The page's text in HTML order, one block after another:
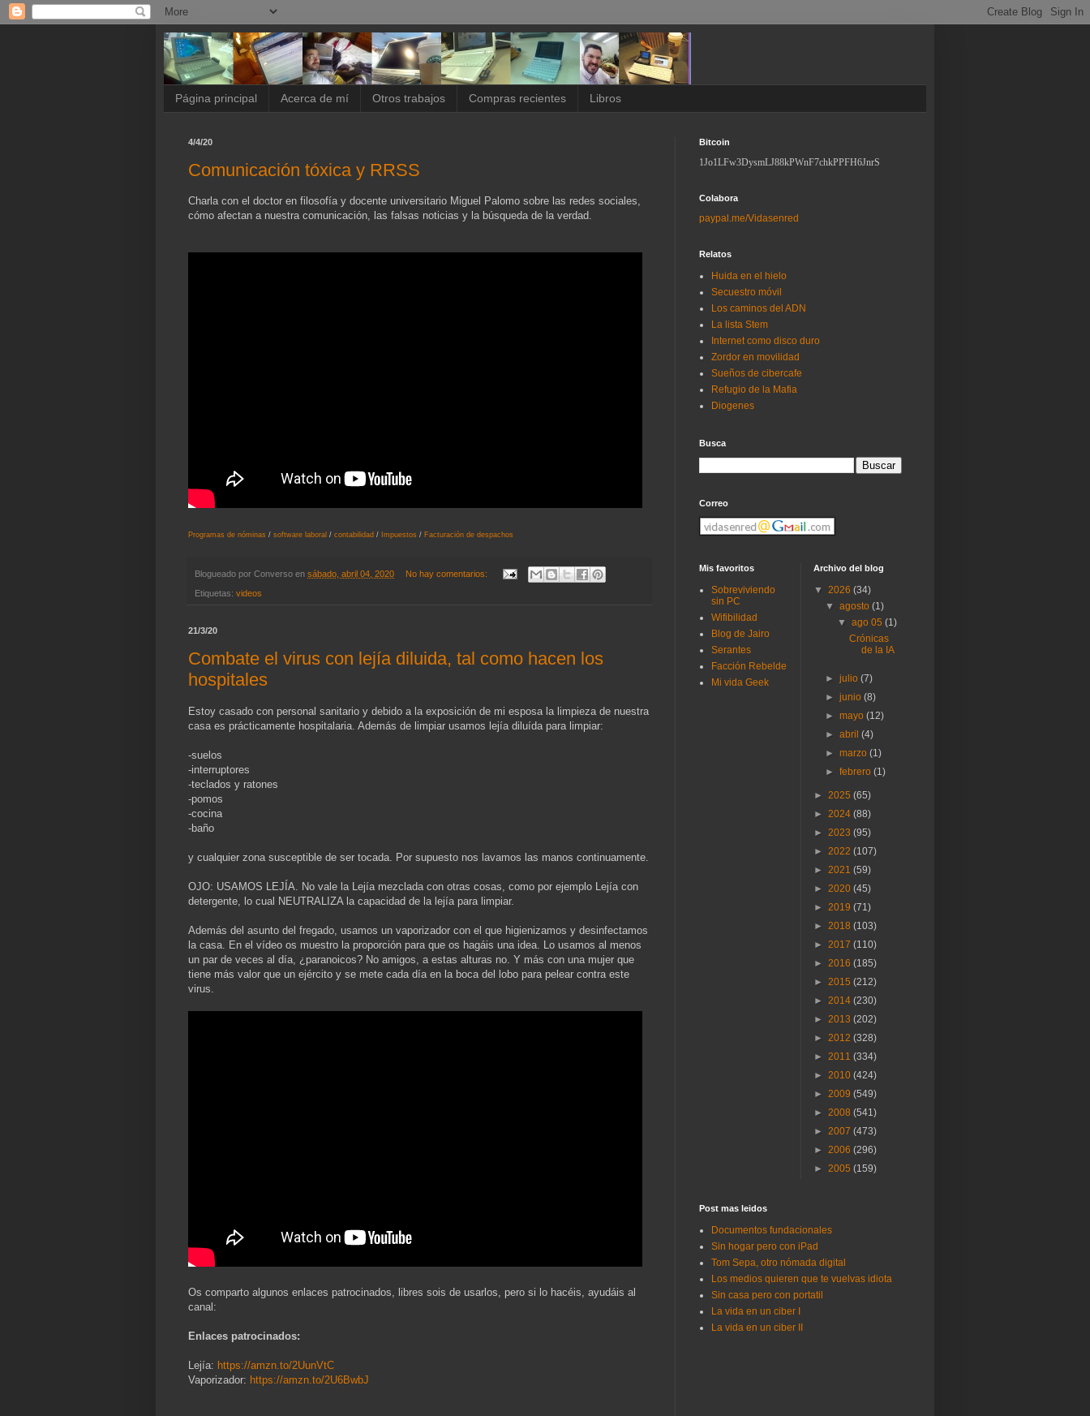
Página principal Acerca de mí Otros trabajos Compras recientes Libros
4/4/20
Comunicación tóxica y RRSS
Charla con el doctor en filosofía y docente universitario Miguel Palomo sobre las redes sociales,
cómo afectan a nuestra comunicación, las falsas noticias y la búsqueda de la verdad.
Programas de nóminas / software laboral / contabilidad / Impuestos / Facturación de despachos
Blogueado por Converso en sábado, abril 04, 2020 No hay comentarios:
Etiquetas: videos
21/3/20
Combate el virus con lejía diluida, tal como hacen los
hospitales
Estoy casado con personal sanitario y debido a la exposición de mi esposa la limpieza de nuestra
casa es prácticamente hospitalaria. Además de limpiar usamos lejía diluída para limpiar:
-suelos
-interruptores
-teclados y ratones
-pomos
-cocina
-baño
y cualquier zona susceptible de ser tocada. Por supuesto nos lavamos las manos continuamente.
OJO: USAMOS LEJÍA. No vale la Lejía mezclada con otras cosas, como por ejemplo Lejía con
detergente, lo cual NEUTRALIZA la capacidad de la lejía para limpiar.
Además del asunto del fregado, usamos un vaporizador con el que higienizamos y desinfectamos
la casa. En el vídeo os muestro la proporción para que os hagáis una idea. Lo usamos al menos
un par de veces al día, ¿paranoicos? No amigos, a estas alturas no. Y más con una mujer que
tiene más valor que un ejército y se mete cada día en la boca del lobo para pelear contra este
virus.
Os comparto algunos enlaces patrocinados, libres sois de usarlos, pero si lo hacéis, ayudáis al
canal:
Enlaces patrocinados:
Lejía: https://amzn.to/2UunVtC
Vaporizador: https://amzn.to/2U6BwbJ
Bitcoin
1Jo1LFw3DysmLJ88kPWnF7chkPPFH6JnrS
Colabora
paypal.me/Vidasenred
Relatos
Huida en el hielo
Secuestro móvil
Los caminos del ADN
La lista Stem
Internet como disco duro
Zordor en movilidad
Sueños de cibercafe
Refugio de la Mafia
Diogenes
Busca
Correo
Mis favoritos
Sobreviviendo
sin PC
Wifibilidad
Blog de Jairo
Serantes
Facción Rebelde
Mi vida Geek
Archivo del blog
▼ 2026 (34)
▼agosto(1)
▼ ago 05 (1)
Crónicas
de la IA
►julio(7)
►junio(8)
►mayo(12)
►abril(4)
►marzo(1)
►febrero(1)
► 2025 (65)
► 2024 (88)
► 2023 (95)
► 2022 (107)
► 2021 (59)
► 2020 (45)
► 2019 (71)
► 2018 (103)
► 2017 (110)
► 2016 (185)
► 2015 (212)
► 2014 (230)
► 2013 (202)
► 2012 (328)
► 2011 (334)
► 2010 (424)
► 2009 (549)
► 2008 (541)
► 2007 (473)
► 2006 (296)
► 2005 (159)
Post mas lei­dos
Documentos fundacionales
Sin hogar pero con iPad
Tom Sepa, otro nómada digital
Los medios quieren que te vuelvas idiota
Sin casa pero con portatil
La vida en un ciber I
La vida en un ciber II